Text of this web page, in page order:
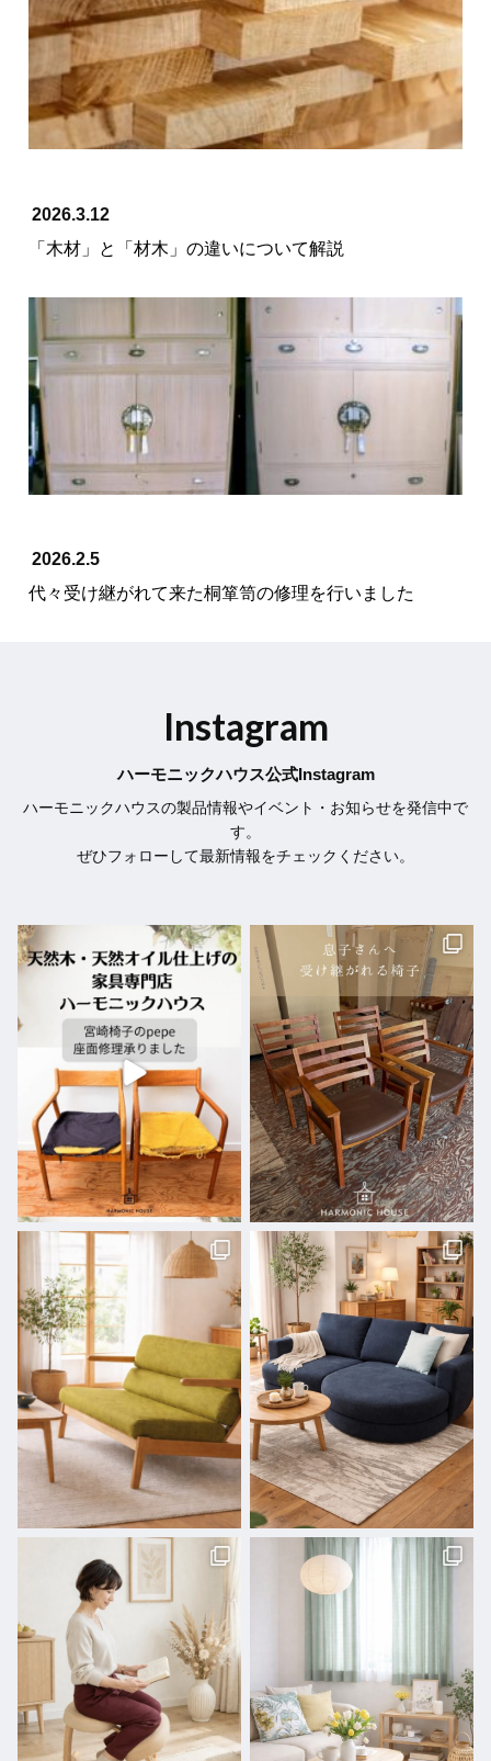
2026.3.12
「木材」と「材木」の違いについて解説
2026.2.5
代々受け継がれて来た桐箪笥の修理を行いました
Instagram
ハーモニックハウス公式Instagram
ハーモニックハウスの製品情報やイベント・お知らせを発信中で
す。
ぜひフォローして最新情報をチェックください。